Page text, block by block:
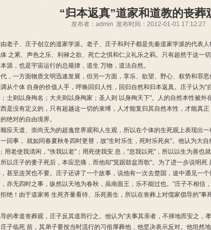
“归本返真”道家和道教的丧葬
发布者：admin 发布时间：2012-01-01 17:12:27
老子、庄子创立的道家学派。老子、庄子和列子都是先秦道家学派的代表
之累、声色之乐、利禄之欲、死亡之惧和仁义礼乐之羁。只有超然于这一
源，也是宇宙运行的总规律，道生 万物，道法自然。
一方面物质文明迅速发展，但另一方面，享乐、欲望、野心、权势和罪恶
从个体 自身的价值人手，呼唤回归人性，回归自然和归本返真。庄子认为"
士则以身殉名；大夫则以身殉家；圣人则 以身殉天下"。人的自然本性被外
是没有定义的，只有超越这一切的束缚，人才能复归其自然本性，才能真
绝对的自由境界。
天道、崇尚无为的超逸世界观和人生观，所以在个体的生死观上表现出一
回事， 就如同春夏秋冬四时更替，故"生时乐生，死时乐死矣"。他认为大
用老使我清闲，"佚我以老"；用死使我安 息，"息我以死"，所以以生为善也
以庄子的妻子死后，本应悲痛，而他却"箕踞鼓盆而歌"。为了进一步说明死
甚至连哭也不要。庄子还讲了一个故事，说他有一次去楚国，途中遇见一
亦无四时之事，纵然以天地为春秋，虽南面王，乐不能过也。"庄子不相信
绝！由于道家将 生死齐量看待、乐死善生，所以在丧葬上对儒家倡导的"事
孝道丧葬观，庄子反其道而行之。他认为"夫事其亲者，不择地而安之，
子临死 前，其弟子要按当时流行的习俗厚葬他，他坚决表示反对。他坦然